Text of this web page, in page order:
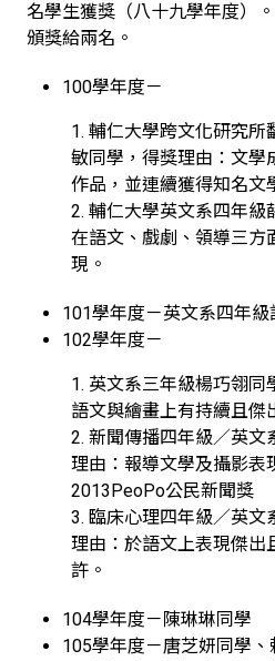
名學生獲獎（八十九學年度）
頒獎給兩名。
100學年度－
1. 輔仁大學跨文化研究
敏同學，得獎理由：文學
作品，並連續獲得知名文
2. 輔仁大學英文系四年級
在語文、戲劇、領導三方
現。
101學年度－英文系四年級
102學年度－
1. 英文系三年級楊巧翎同
語文與繪畫上有持續且傑
2. 新聞傳播四年級／英
理由：報導文學及攝影表
2013PeoPo公民新聞獎
3. 臨床心理四年級／英
理由：於語文上表現傑出
許。
104學年度－陳琳琳同學
105學年度－唐芝妍同學、